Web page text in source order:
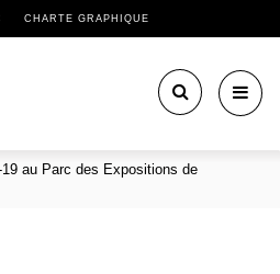
CHARTE GRAPHIQUE
19 au Parc des Expositions de